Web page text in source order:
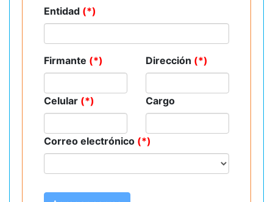
Entidad (*)
Firmante (*) Dirección (*)
Celular (*) Cargo
Correo electrónico (*)